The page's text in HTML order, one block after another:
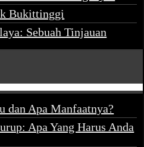
Bukittinggi
Sebuah Tinjauan
dan Apa Manfaatnya?
Apa Yang Harus Anda